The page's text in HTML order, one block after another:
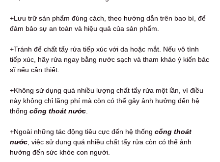
+Lưu trữ sản phẩm đúng cách, theo hướng dẫn trên bao bì, để
đảm bảo sự an toàn và hiệu quả của sản phẩm.
+Tránh để chất tẩy rửa tiếp xúc với da hoặc mắt. Nếu vô tình
tiếp xúc, hãy rửa ngay bằng nước sạch và tham khảo ý kiến bác
sĩ nếu cần thiết.
+Không sử dụng quá nhiều lượng chất tẩy rửa một lần, vì điều
này không chỉ lãng phí mà còn có thể gây ảnh hưởng đến hệ
thống cống thoát nước
+Ngoài những tác động tiêu cực đến hệ thống cống thoát
nước , việc sử dụng quá nhiều chất tẩy rửa còn có thể ảnh
hưởng đến sức khỏe con người.